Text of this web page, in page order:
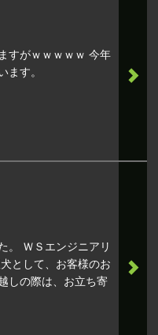
すがｗｗｗｗｗ 今年
ます。
。 ＷＳエンジニアリ
として、お客様のお
しの際は、お立ち寄